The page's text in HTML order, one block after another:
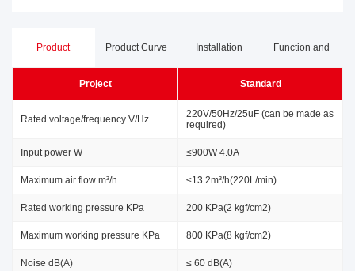
Product Product Curve Installation
Dimensions
Function and
Advantages
Project Standard
Rated voltage/frequency V/Hz
220V/50Hz/25uF (can be made as
required)
Input power W ≤900W 4.0A
Maximum air flow m³/h ≤13.2m³/h(220L/min)
Rated working pressure KPa 200 KPa(2 kgf/cm2)
Maximum working pressure KPa 800 KPa(8 kgf/cm2)
Noise dB(A) ≤ 60 dB(A)